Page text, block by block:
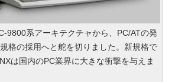
9800系アーキテクチャから、PC/ATの発
格の採用へと舵を切りました。新規格で
は国内のPC業界に大きな衝撃を与えま